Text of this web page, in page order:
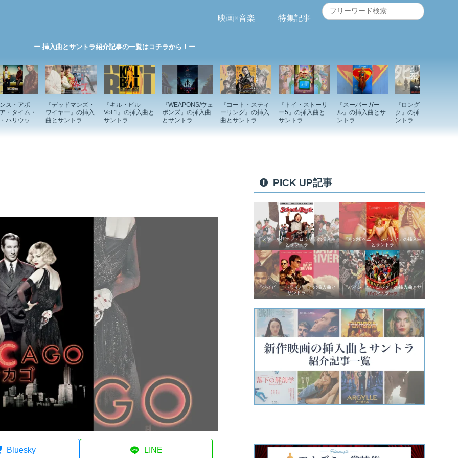
映画×音楽 特集記事
ー 挿入曲とサントラ紹介記事の一覧はコチラから！ー
ス・アポ
・タイム・
ハリウッ
『デッドマンズ・
ワイヤー』の挿入
曲とサントラ
『キル・ビル
Vol.1』の挿入曲と
サントラ
『WEAPONS/ウェ
ポンズ』の挿入曲
とサントラ
『コート・スティ
ーリング』の挿入
曲とサントラ
『トイ・ストーリ
ー5』の挿入曲と
サントラ
『スーパーガー
ル』の挿入曲とサ
ントラ
『ロングウォー
ク』の挿入曲とサ
ントラ
Bluesky LINE
PICK UP記事
『スクール・オブ・ロック』の挿入曲
とサントラ
『あの頃ペニー・レインと』の挿入曲
とサントラ
『ベイビー・ドライバー』の挿入曲と
サントラ
『パイレーツ・ロック』の挿入曲とサ
ントラ